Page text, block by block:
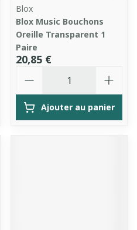
Blox
Blox Music Bouchons
Oreille Transparent 1
Paire
20,85 €
Ajouter au panier